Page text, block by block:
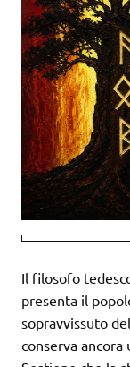
Il filosofo
presenta il
sopravvissuto
conserva